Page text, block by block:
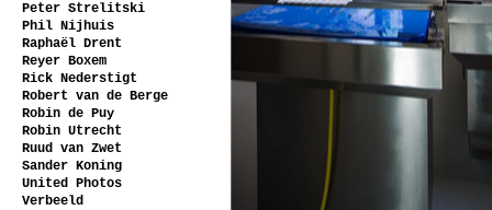
Peter Strelitski
Phil Nijhuis
Raphaël Drent
Reyer Boxem
Rick Nederstigt
Robert van de Berge
Robin de Puy
Robin Utrecht
Ruud van Zwet
Sander Koning
United Photos
Verbeeld